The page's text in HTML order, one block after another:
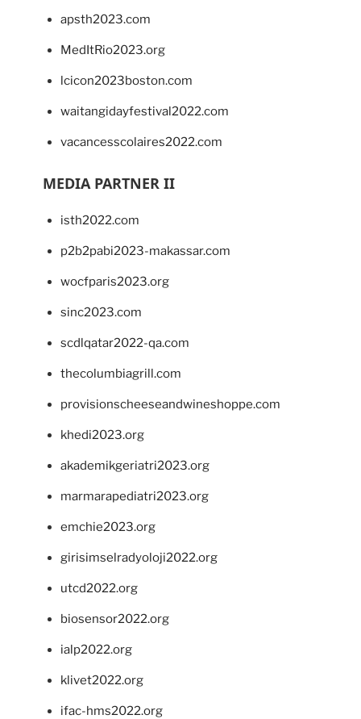
apsth2023.com
MedItRio2023.org
lcicon2023boston.com
waitangidayfestival2022.com
vacancesscolaires2022.com
MEDIA PARTNER II
isth2022.com
p2b2pabi2023-makassar.com
wocfparis2023.org
sinc2023.com
scdlqatar2022-qa.com
thecolumbiagrill.com
provisionscheeseandwineshoppe.com
khedi2023.org
akademikgeriatri2023.org
marmarapediatri2023.org
emchie2023.org
girisimselradyoloji2022.org
utcd2022.org
biosensor2022.org
ialp2022.org
klivet2022.org
ifac-hms2022.org